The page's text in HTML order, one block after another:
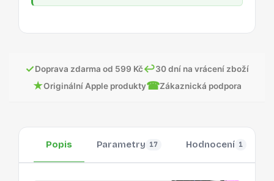
✓Doprava zdarma od 599 Kč↩30 dní na vrácení zboží
★Originální Apple produkty☎Zákaznická podpora
Popis Parametry 17 Hodnocení 1